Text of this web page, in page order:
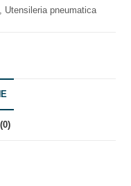
Utensileria pneumatica